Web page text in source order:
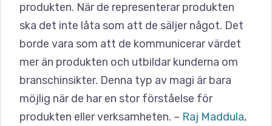
produkten. När de representerar produkten
ska det inte låta som att de säljer något. Det
borde vara som att de kommunicerar värdet
mer än produkten och utbildar kunderna om
branschinsikter. Denna typ av magi är bara
möjlig när de har en stor förståelse för
produkten eller verksamheten. – Raj Maddula,